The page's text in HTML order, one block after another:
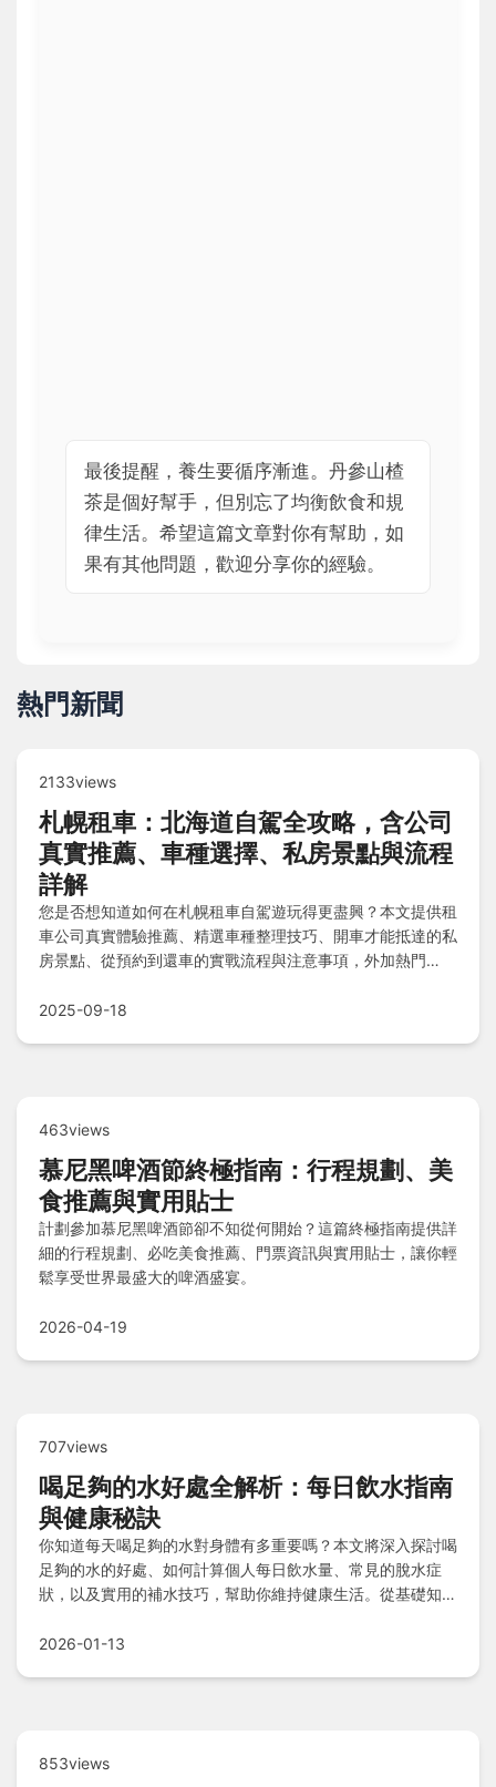
最後提醒，養生要循序漸進。丹參山楂
茶是個好幫手，但別忘了均衡飲食和規
律生活。希望這篇文章對你有幫助，如
果有其他問題，歡迎分享你的經驗。
熱門新聞
2133views
札幌租車：北海道自駕全攻略，含公司
真實推薦、車種選擇、私房景點與流程
詳解
您是否想知道如何在札幌租車自駕遊玩得更盡興？本文提供租
車公司真實體驗推薦、精選車種整理技巧、開車才能抵達的私
房景點、從預約到還車的實戰流程與注意事項，外加熱門
2025-09-18
463views
慕尼黑啤酒節終極指南：行程規劃、美
食推薦與實用貼士
計劃參加慕尼黑啤酒節卻不知從何開始？這篇終極指南提供詳
細的行程規劃、必吃美食推薦、門票資訊與實用貼士，讓你輕
鬆享受世界最盛大的啤酒盛宴。
2026-04-19
707views
喝足夠的水好處全解析：每日飲水指南
與健康秘訣
你知道每天喝足夠的水對身體有多重要嗎？本文將深入探討喝
足夠的水的好處、如何計算個人每日飲水量、常見的脫水症
狀，以及實用的補水技巧，幫助你維持健康生活。從基礎知識
2026-01-13
853views